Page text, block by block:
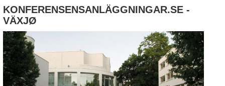
KONFERENSENSANLÄGGNINGAR.SE -
VÄXJØ